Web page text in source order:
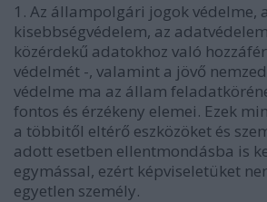
1. Az állampolgári jogok védelme, a
kisebbségvédelem, az
közérdekű adatokhoz való
védelmét -, valamint a jövő
védelme ma az állam
fontos és érzékeny elemei. Ezek
a többitől eltérő eszközöket és
adott esetben ellentmondásba is
egymással, ezért képviseletüket
egyetlen személy.